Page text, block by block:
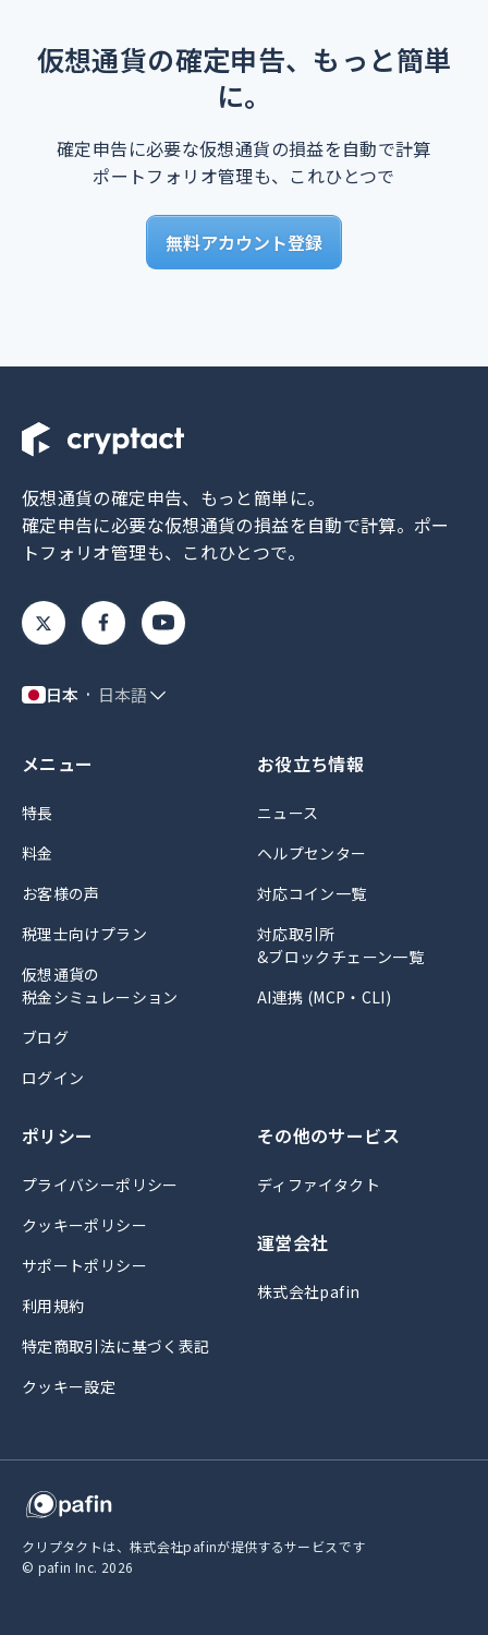
仮想通貨の確定申告、もっと簡単
に。
確定申告に必要な仮想通貨の損益を自動で計算
ポートフォリオ管理も、これひとつで
無料アカウント登録
仮想通貨の確定申告、もっと簡単に。
確定申告に必要な仮想通貨の損益を自動で計算。 ポー
トフォリオ管理も、これひとつで。
日本 日本語
メニュー
特長
料金
お客様の声
税理士向けプラン
仮想通貨の
税金シミュレーション
ブログ
ログイン
お役立ち情報
ニュース
ヘルプセンター
対応コイン一覧
対応取引所
&ブロックチェーン一覧
AI連携 (MCP・CLI)
ポリシー
プライバシーポリシー
クッキーポリシー
サポートポリシー
利用規約
特定商取引法に基づく表記
クッキー設定
その他のサービス
ディファイタクト
運営会社
株式会社pafin
クリプタクトは、株式会社pafinが提供するサービスです
© pafin Inc. 2026